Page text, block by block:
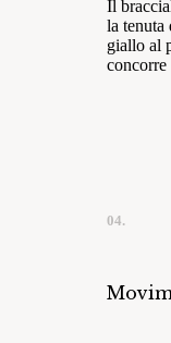
Il
la tenuta
giallo al
04.